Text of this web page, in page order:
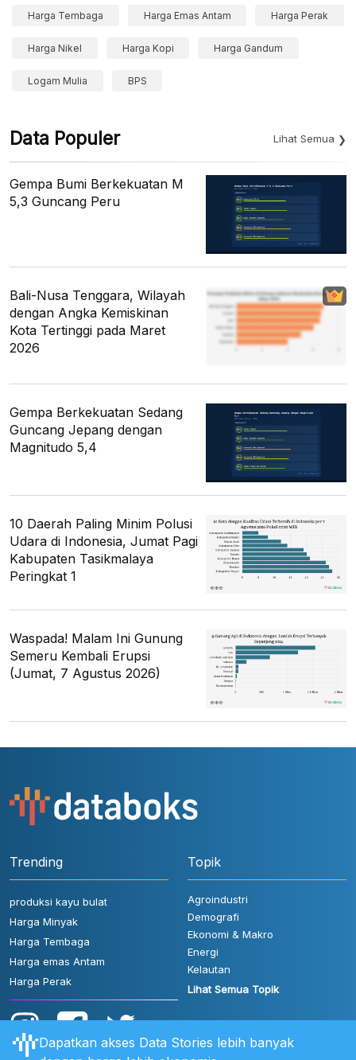
Harga Tembaga Harga Emas Antam Harga Perak
Harga Nikel Harga Kopi Harga Gandum
Logam Mulia BPS
Data Populer Lihat Semua
Gempa Bumi Berkekuatan M
5,3 Guncang Peru
Bali-Nusa Tenggara, Wilayah
dengan Angka Kemiskinan
Kota Tertinggi pada Maret
2026
Gempa Berkekuatan Sedang
Guncang Jepang dengan
Magnitudo 5,4
10 Daerah Paling Minim Polusi
Udara di Indonesia, Jumat Pagi
Kabupaten Tasikmalaya
Peringkat 1
Waspada! Malam Ini Gunung
Semeru Kembali Erupsi
(Jumat, 7 Agustus 2026)
Trending
produksi kayu bulat
Harga Minyak
Harga Tembaga
Harga emas Antam
Harga Perak
Topik
Agroindustri
Demografi
Ekonomi & Makro
Energi
Kelautan
Lihat Semua Topik
Dapatkan akses Data Stories lebih banyak